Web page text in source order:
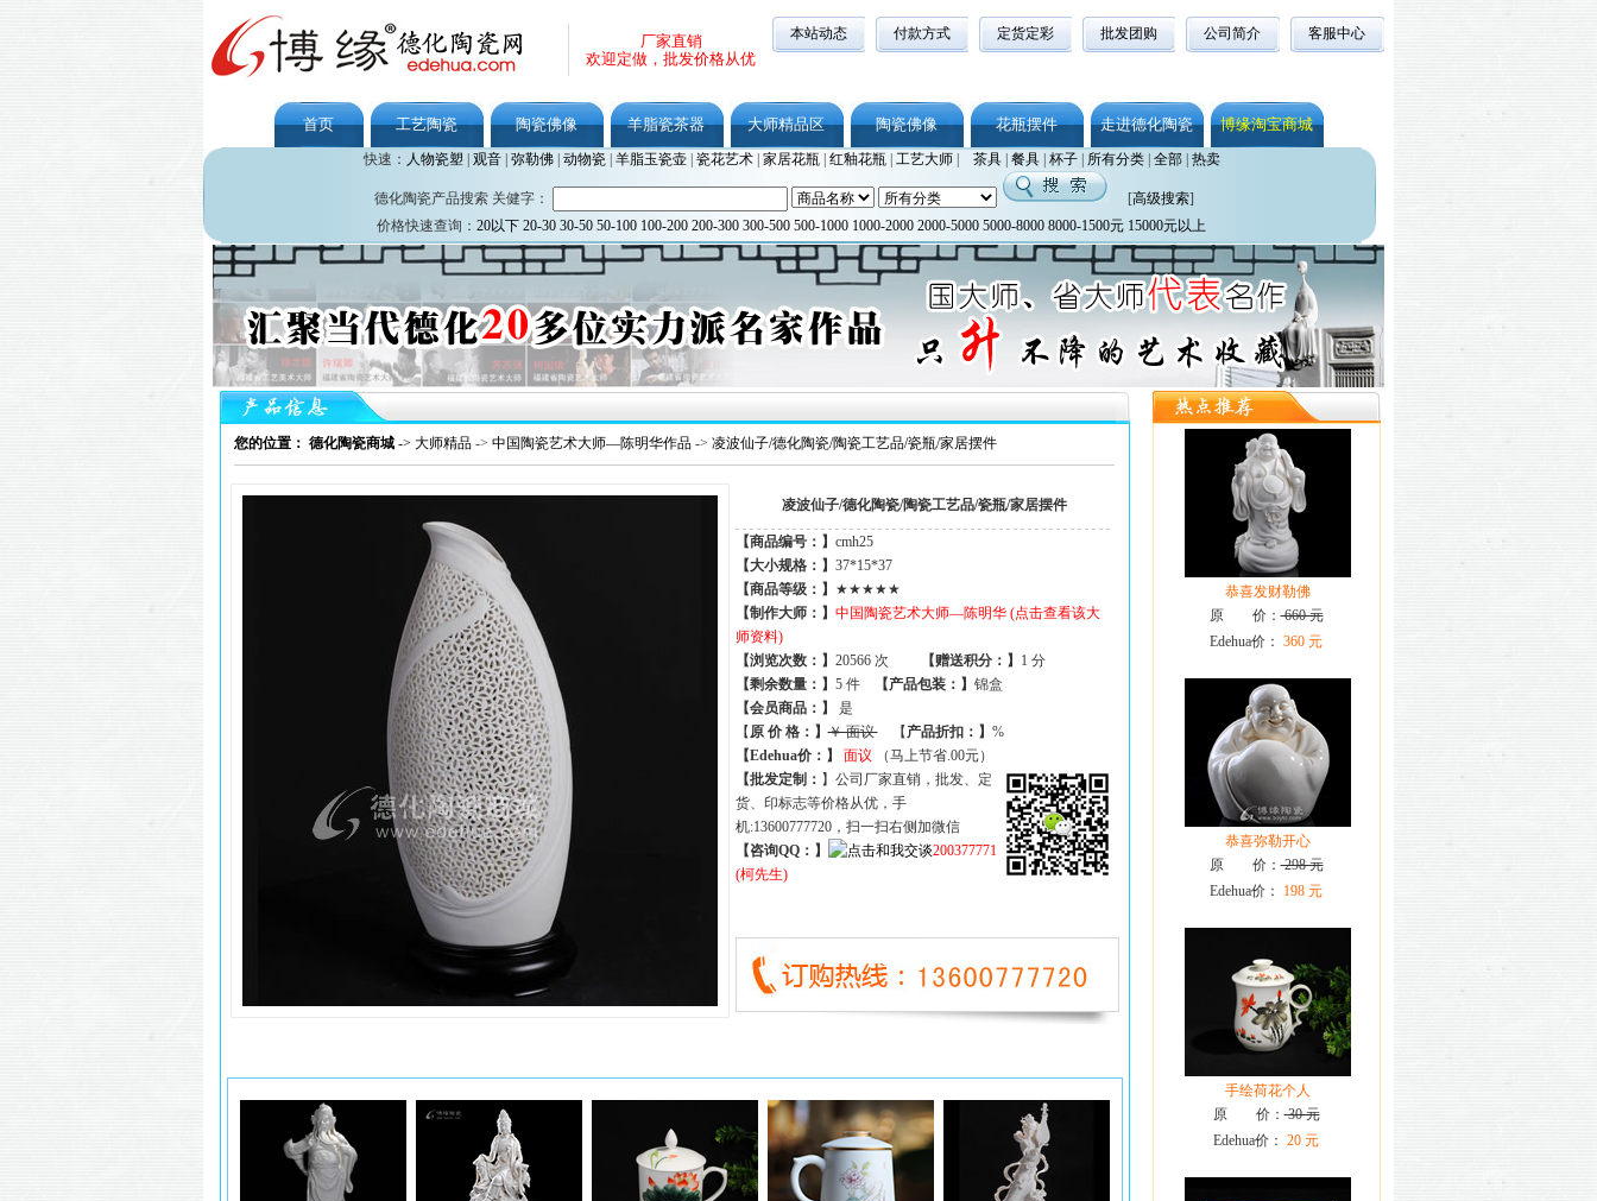
厂家直销
欢迎定做，批发价格从优
本站动态 付款方式 定货定彩 批发团购 公司简介 客服中心
首页 工艺陶瓷 陶瓷佛像 羊脂瓷茶器 大师精品区 陶瓷佛像 花瓶摆件 走进德化陶瓷 博缘淘宝商城
快速： 人物瓷塑 观音| 弥勒佛| 动物瓷| 羊脂玉瓷壶| 瓷花艺术| 家居花瓶| 红釉花瓶| 工艺大师| 茶具| 餐具| 杯子| 所有分类| 全部| 热卖
德化陶瓷产品搜索 关健字： [高级搜索]
价格快速查询： 20以下 20-30 30-50 50-100 100-200 200-300 300-500 500-1000 1000-2000 2000-5000 5000-8000 8000-1500元 15000元以上
您的位置： 德化陶瓷商城 -> 大师精品 -> 中国陶瓷艺术大师—陈明华作品 -> 凌波仙子/德化陶瓷/陶瓷工艺品/瓷瓶/家居摆件
凌波仙子/德化陶瓷/陶瓷工艺品/瓷瓶/家居摆件
【商品编号：】 cmh25
【大小规格：】 37*15*37
【商品等级：】
★★★★★
【制作大师：】 中国陶瓷艺术大师—陈明华 (点击查看该大
师资料)
【浏览次数：】 20566 次 【赠送积分：】
1 分
【剩余数量：】 5 件【产品包装：】 锦盒
【会员商品： 】
是
【 原 价 格： 】￥ 面议【 产品折扣： 】 %
【Edehua价：】
面议
（马上节省.00元）
【批发定制： 】公司厂家直销，批发、定
货、印标志等价格从优，手
机:13600777720，扫一扫右侧加微信
【咨询QQ：】
200377771
(柯先生)
恭喜发财勒佛
原 价：660 元
Edehua价： 360 元
恭喜弥勒开心
原 价：298 元
Edehua价：
198 元
手绘荷花个人
原 价：30 元
Edehua价： 20 元